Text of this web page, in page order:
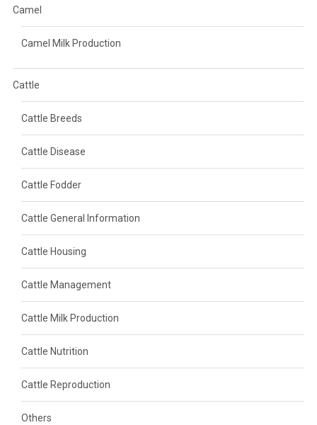
Camel
Camel Milk Production
Cattle
Cattle Breeds
Cattle Disease
Cattle Fodder
Cattle General Information
Cattle Housing
Cattle Management
Cattle Milk Production
Cattle Nutrition
Cattle Reproduction
Others